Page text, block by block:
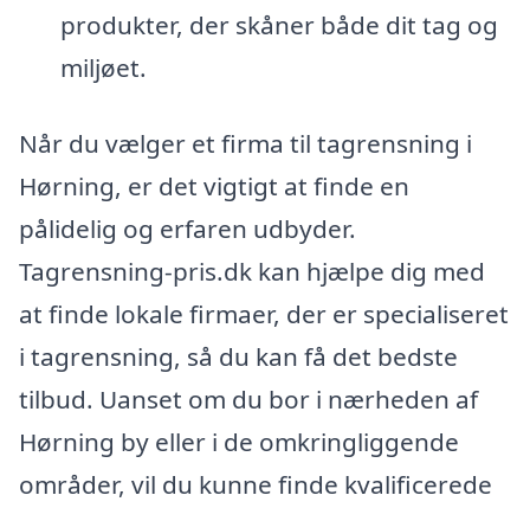
produkter, der skåner både dit tag og
miljøet.
Når du vælger et firma til tagrensning i
Hørning, er det vigtigt at finde en
pålidelig og erfaren udbyder.
Tagrensning-pris.dk kan hjælpe dig med
at finde lokale firmaer, der er specialiseret
i tagrensning, så du kan få det bedste
tilbud. Uanset om du bor i nærheden af
Hørning by eller i de omkringliggende
områder, vil du kunne finde kvalificerede